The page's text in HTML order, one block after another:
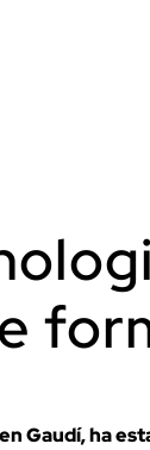
Gaudí, ha